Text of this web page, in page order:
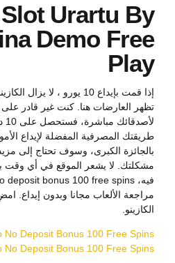
Slot Urartu By
Demo Free
Play
إذا قمت بإيداع 10 يورو ، لا
تظهر العارضات هنا. كنت غير قادر
طريقتك المصرفية المفضلة لإيداع
بالجائزة الكبرى، وسوف تحتاج إلى
مشكلتك. لا يشعر الموقع في أي وقت
مراجعة الألعاب مجانا وبدون إيداع.
الكازينو.
No Deposit Bonus 100 Free Spins
No Deposit Bonus 100 Free Spins